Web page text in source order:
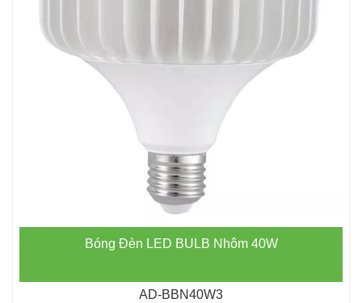
Bóng Đèn LED BULB Nhôm 40W
AD-BBN40W3